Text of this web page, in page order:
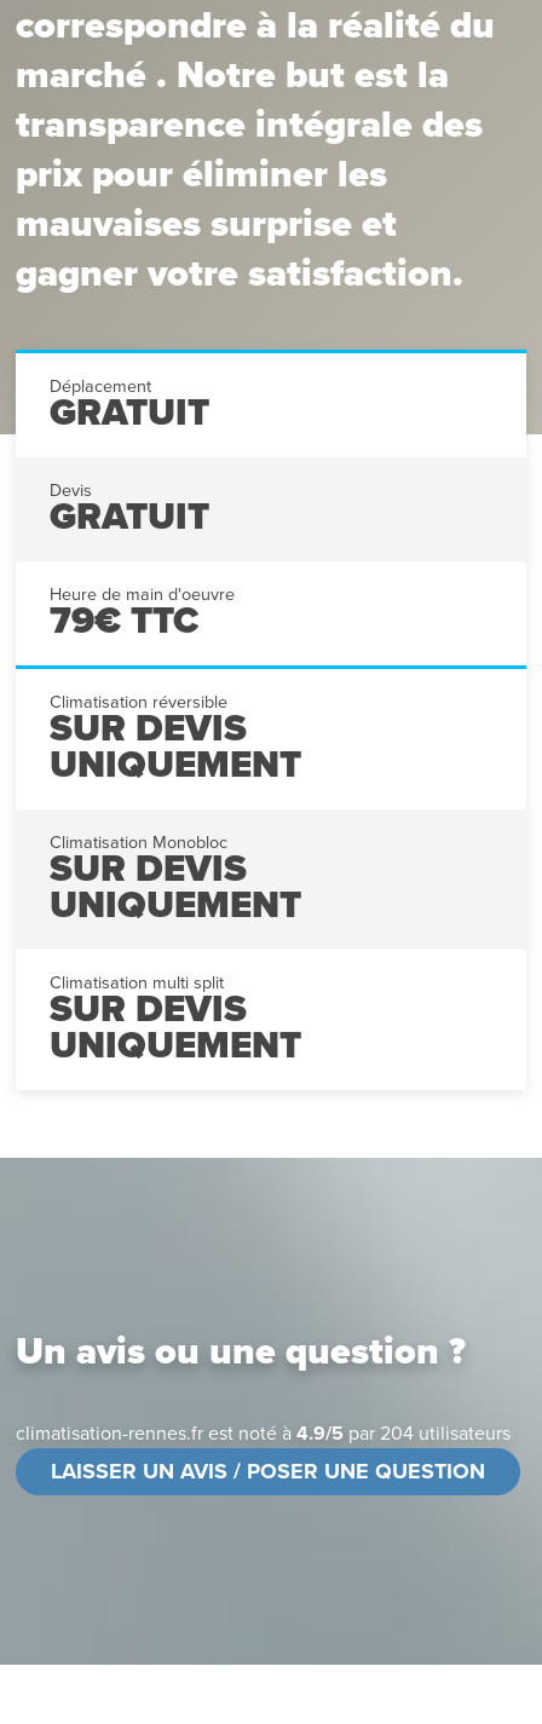
correspondre à la réalité du
marché . Notre but est la
transparence intégrale des
prix pour éliminer les
mauvaises surprise et
gagner votre satisfaction.
Déplacement
GRATUIT
Devis
GRATUIT
Heure de main d'oeuvre
79€ TTC
Climatisation réversible
SUR DEVIS
UNIQUEMENT
Climatisation Monobloc
SUR DEVIS
UNIQUEMENT
Climatisation multi split
SUR DEVIS
UNIQUEMENT
Un avis ou une question ?
climatisation-rennes.fr est noté à4.9/5 par 204 utilisateurs
LAISSER UN AVIS / POSER UNE QUESTION